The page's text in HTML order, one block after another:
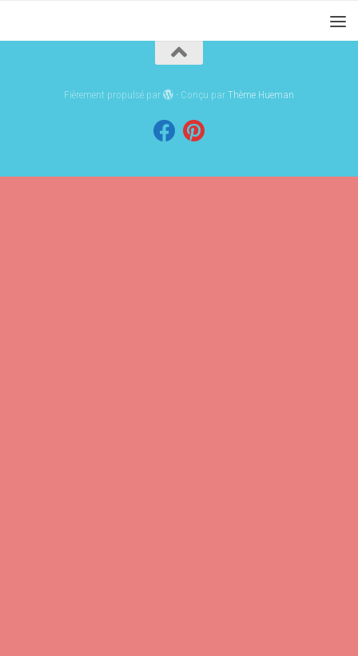
Fièrement propulsé par - Conçu parThème Hueman